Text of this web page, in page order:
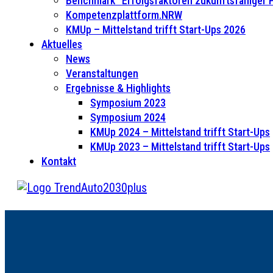
Kompetenzplattform.NRW
KMUp – Mittelstand trifft Start-Ups 2026
Aktuelles
News
Veranstaltungen
Ergebnisse & Highlights
Symposium 2023
Symposium 2024
KMUp 2024 – Mittelstand trifft Start-Ups
KMUp 2023 – Mittelstand trifft Start-Ups
Kontakt